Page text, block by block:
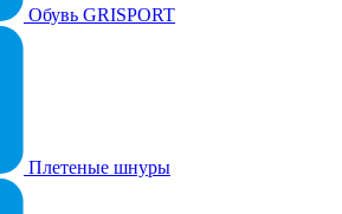
Обувь GRISPORT
Плетеные шнуры